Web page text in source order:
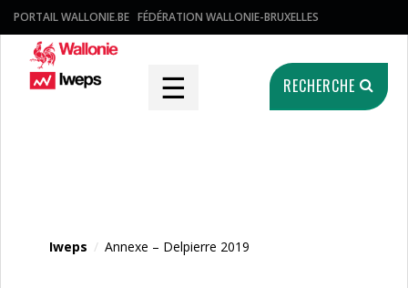
PORTAIL WALLONIE.BE FÉDÉRATION WALLONIE-BRUXELLES
☰ RECHERCHE
Iweps / Annexe – Delpierre 2019